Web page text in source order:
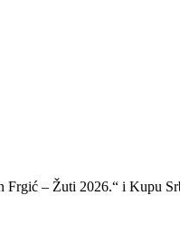
– Žuti 2026.“ i Kupu